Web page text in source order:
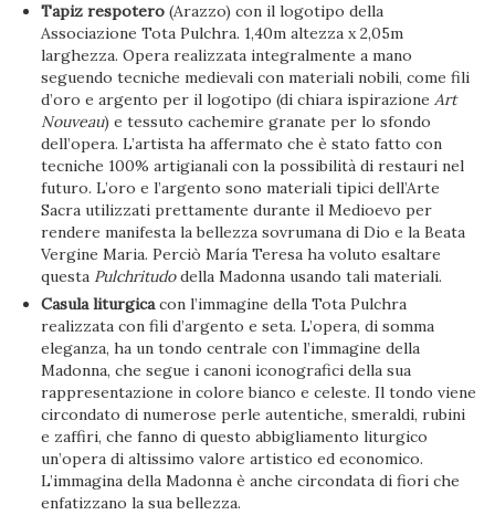
Tapiz respotero (Arazzo) con il logotipo della
Associazione Tota Pulchra. 1,40m altezza x 2,05m
larghezza. Opera realizzata integralmente a mano
seguendo tecniche medievali con materiali nobili, come fili
d’oro e argento per il logotipo (di chiara ispirazioneArt
Nouveau) e tessuto cachemire granate per lo sfondo
dell’opera. L’artista ha affermato che è stato fatto con
tecniche 100% artigianali con la possibilità di restauri nel
futuro. L’oro e l’argento sono materiali tipici dell’Arte
Sacra utilizzati prettamente durante il Medioevo per
rendere manifesta la bellezza sovrumana di Dio e la Beata
Vergine Maria. Perciò María Teresa ha voluto esaltare
questa Pulchritudodella Madonna usando tali materiali.
Casula liturgicacon l’immagine della Tota Pulchra
realizzata con fili d’argento e seta. L’opera, di somma
eleganza, ha un tondo centrale con l’immagine della
Madonna, che segue i canoni iconografici della sua
rappresentazione in colore bianco e celeste. Il tondo viene
circondato di numerose perle autentiche, smeraldi, rubini
e zaffiri, che fanno di questo abbigliamento liturgico
un’opera di altissimo valore artistico ed economico.
L’immagina della Madonna è anche circondata di fiori che
enfatizzano la sua bellezza.